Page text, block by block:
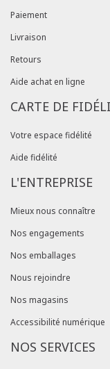
Paiement
Livraison
Retours
Aide achat en ligne
CARTE DE
Votre espace fidélité
Aide fidélité
L'ENTREPRISE
Mieux nous connaître
Nos engagements
Nos emballages
Nous rejoindre
Nos magasins
Accessibilité numérique
NOS SERVICES